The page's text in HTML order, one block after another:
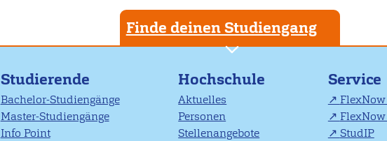
Finde deinen Studiengang
Studierende
Bachelor-Studiengänge
Master-Studiengänge
Info Point
Hochschule
Aktuelles
Personen
Stellenangebote
Service
StudIP